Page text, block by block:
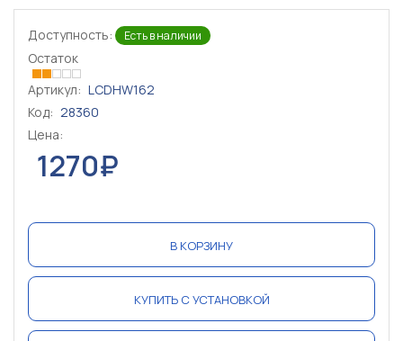
Доступность: Есть в наличии
Остаток
Артикул: LCDHW162
Код: 28360
Цена:
1270₽
В КОРЗИНУ
КУПИТЬ С УСТАНОВКОЙ